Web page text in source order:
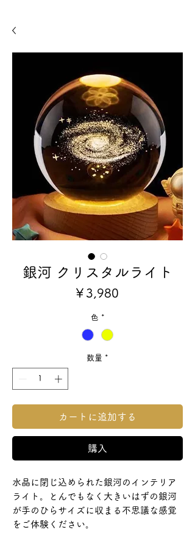
銀河 クリスタルライト
￥3,980価
色 *
数量 *
カートに追加する
購入
水晶に閉じ込められた銀河のインテリア
ライト。とんでもなく大きいはずの銀河
が手のひらサイズに収まる不思議な感覚
をご体験ください。